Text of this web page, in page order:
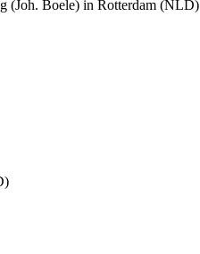
(Joh. Boele) in Rotterdam (NLD)